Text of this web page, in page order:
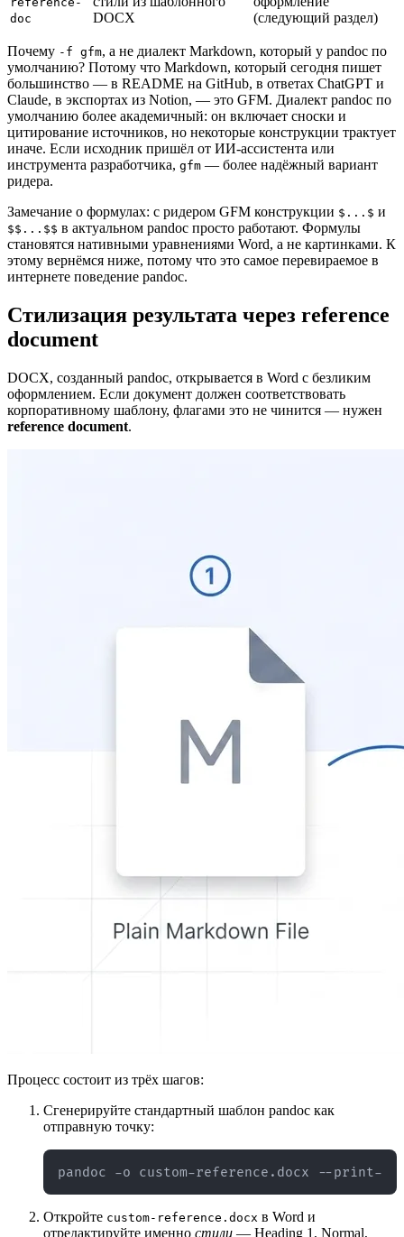
doc
DOCX
(следующий раздел)
Почему -f gfm, а не диалект Markdown, который у pandoc по
умолчанию? Потому что Markdown, который сегодня пишет
большинство — в README на GitHub, в ответах ChatGPT и
Claude, в экспортах из Notion, — это GFM. Диалект pandoc по
умолчанию более академичный: он включает сноски и
цитирование источников, но некоторые конструкции трактует
иначе. Если исходник пришёл от ИИ-ассистента или
инструмента разработчика, gfm — более надёжный вариант
ридера.
Замечание о формулах: с ридером GFM конструкции $...$ и
$$...$$ в актуальном pandoc просто работают. Формулы
становятся нативными уравнениями Word, а не картинками. К
этому вернёмся ниже, потому что это самое перевираемое в
интернете поведение pandoc.
Стилизация результата через reference
document
DOCX, созданный pandoc, открывается в Word с безликим
оформлением. Если документ должен соответствовать
корпоративному шаблону, флагами это не чинится — нужен
reference document.
Процесс состоит из трёх шагов:
Сгенерируйте стандартный шаблон pandoc как
отправную точку:
Откройте custom-reference.docx в Word и
отредактируйте именно стили — Heading 1, Normal,